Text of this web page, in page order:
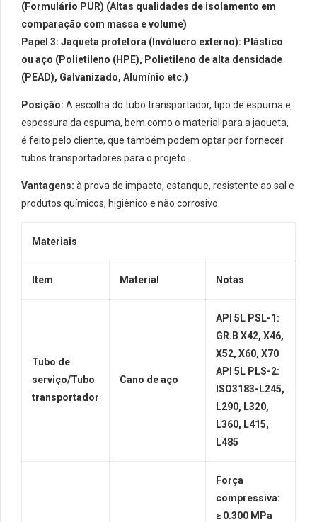
(Formulário PUR) (Altas qualidades de isolamento em
comparação com massa e volume)
Papel 3: Jaqueta protetora (Invólucro externo): Plástico
ou aço (Polietileno (HPE), Polietileno de alta densidade
(PEAD), Galvanizado, Alumínio etc.)
Posição: A escolha do tubo transportador, tipo de espuma e
espessura da espuma, bem como o material para a jaqueta,
é feito pelo cliente, que também podem optar por fornecer
tubos transportadores para o projeto.
Vantagens: à prova de impacto, estanque, resistente ao sal e
produtos químicos, higiênico e não corrosivo
Materiais
Item Material Notas
Tubo de
serviço/Tubo
transportador
Cano de aço
API 5L PSL-1:
GR.B X42, X46,
X52, X60, X70
API 5L PLS-2:
ISO3183-L245,
L290, L320,
L360, L415,
L485
Força
compressiva:
≥ 0.300 MPa